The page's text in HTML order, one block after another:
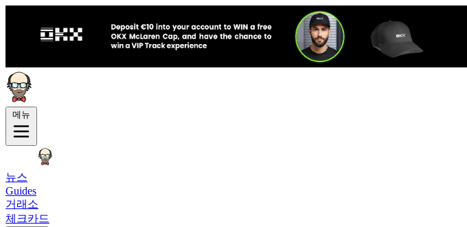
메뉴
뉴스
Guides
거래소
체크카드